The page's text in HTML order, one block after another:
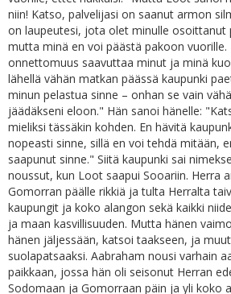
niin! Katso, palvelijasi on saanut armon
on laupeutesi, jota olet minulle osoittanut
mutta minä en voi päästä pakoon vuorille.
onnettomuus saavuttaa minut ja minä
lähellä vähän matkan päässä kaupunki
minun pelastua sinne – onhan se vain
jäädäkseni eloon." Hän sanoi hänelle:
mieliksi tässäkin kohden. En hävitä
nopeasti sinne, sillä en voi tehdä mitään,
saapunut sinne." Siitä kaupunki sai
noussut, kun Loot saapui Sooariin. Herra
Gomorran päälle rikkiä ja tulta Herralta
kaupungit ja koko alangon sekä kaikki
ja maan kasvillisuuden. Mutta hänen
hänen jäljessään, katsoi taakseen, ja
suolapatsaaksi. Aabraham nousi varhain
paikkaan, jossa hän oli seisonut Herran
Sodomaan ja Gomorraan päin ja yli koko